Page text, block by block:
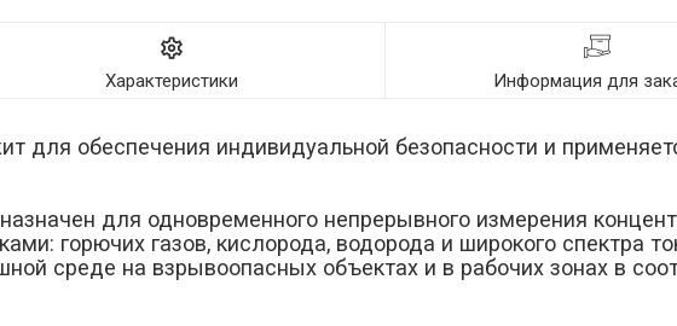
Характеристики Информация для
для обеспечения индивидуальной безопасности и
для одновременного непрерывного измерения
горючих газов, кислорода, водорода и широкого спектра
среде на взрывоопасных объектах и в рабочих зонах в